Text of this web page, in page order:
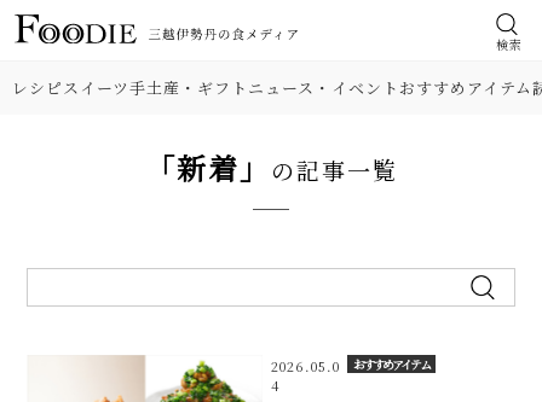
検索
レシピスイーツ手土産・ギフト ニュース・イベントおすすめアイテム
「新着」 の記事一覧
2026.05.0
4
おすすめアイテム